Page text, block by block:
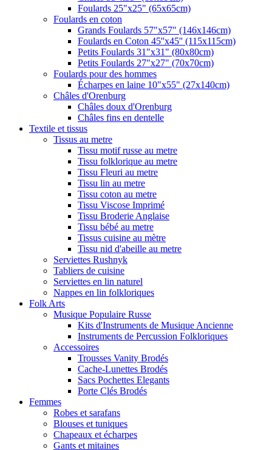
Foulards 25"x25" (65x65cm)
Foulards en coton
Grands Foulards 57"x57" (146x146cm)
Foulards en Coton 45''x45'' (115x115cm)
Petits Foulards 31"x31" (80x80cm)
Petits Foulards 27"x27" (70x70cm)
Foulards pour des hommes
Écharpes en laine 10"x55" (27x140cm)
Châles d'Orenburg
Châles doux d'Orenburg
Châles fins en dentelle
Textile et tissus
Tissus au metre
Tissu motif russe au metre
Tissu folklorique au metre
Tissu Fleuri au metre
Tissu lin au metre
Tissu coton au metre
Tissu Viscose Imprimé
Tissu Broderie Anglaise
Tissu bébé au metre
Tissus cuisine au mètre
Tissu nid d'abeille au metre
Serviettes Rushnyk
Tabliers de cuisine
Serviettes en lin naturel
Nappes en lin folkloriques
Folk Arts
Musique Populaire Russe
Kits d'Instruments de Musique Ancienne
Instruments de Percussion Folkloriques
Accessoires
Trousses Vanity Brodés
Cache-Lunettes Brodés
Sacs Pochettes Elegants
Porte Clés Brodés
Femmes
Robes et sarafans
Blouses et tuniques
Chapeaux et écharpes
Gants et mitaines